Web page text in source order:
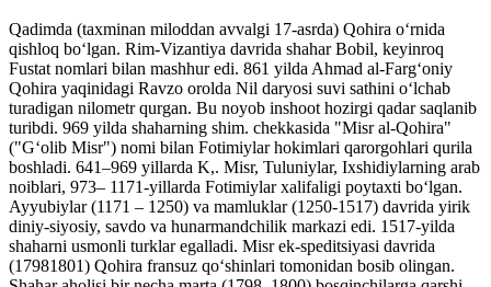
Qadimda (taxminan miloddan avvalgi 17-asrda) Qohira oʻrnida
qishloq boʻlgan. Rim-Vizantiya davrida shahar Bobil, keyinroq
Fustat nomlari bilan mashhur edi. 861 yilda Ahmad al-Fargʻoniy
Qohira yaqinidagi Ravzo orolda Nil daryosi suvi sathini oʻlchab
turadigan nilometr qurgan. Bu noyob inshoot hozirgi qadar saqlanib
turibdi. 969 yilda shaharning shim. chekkasida "Misr al-Qohira"
("Gʻolib Misr") nomi bilan Fotimiylar hokimlari qarorgohlari qurila
boshladi. 641–969 yillarda K,. Misr, Tuluniylar, Ixshidiylarning arab
noiblari, 973– 1171-yillarda Fotimiylar xalifaligi poytaxti boʻlgan.
Ayyubiylar (1171 – 1250) va mamluklar (1250-1517) davrida yirik
diniy-siyosiy, savdo va hunarmandchilik markazi edi. 1517-yilda
shaharni usmonli turklar egalladi. Misr ek-speditsiyasi davrida
(17981801) Qohira fransuz qoʻshinlari tomonidan bosib olingan.